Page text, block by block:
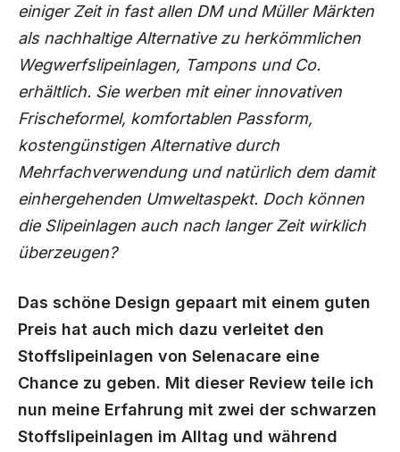
einiger Zeit in fast allen DM und Müller Märkten
als nachhaltige Alternative zu herkömmlichen
Wegwerfslipeinlagen, Tampons und Co.
erhältlich. Sie werben mit einer innovativen
Frischeformel, komfortablen Passform,
kostengünstigen Alternative durch
Mehrfachverwendung und natürlich dem damit
einhergehenden Umweltaspekt. Doch können
die Slipeinlagen auch nach langer Zeit wirklich
überzeugen?
Das schöne Design gepaart mit einem guten
Preis hat auch mich dazu verleitet den
Stoffslipeinlagen von Selenacare eine
Chance zu geben. Mit dieser Review teile ich
nun meine Erfahrung mit zwei der schwarzen
Stoffslipeinlagen im Alltag und während